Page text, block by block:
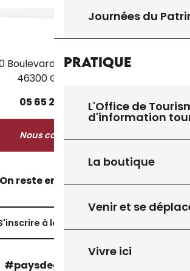
Journées du
Pratique
L'Office de
d'information
La boutique
Venir et se
Vivre ici
Boulevard des Martyrs
46300 Gourdon
05 65 27 50
Nous contacter
On reste en contact ?
à la newsletter
#paysdegourdon !